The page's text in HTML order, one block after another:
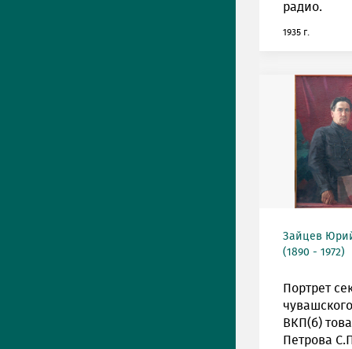
радио.
1935 г.
Зайцев
(1890 - 1972)
Портрет
ВКП(б)
Петрова